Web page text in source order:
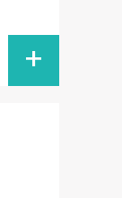
+